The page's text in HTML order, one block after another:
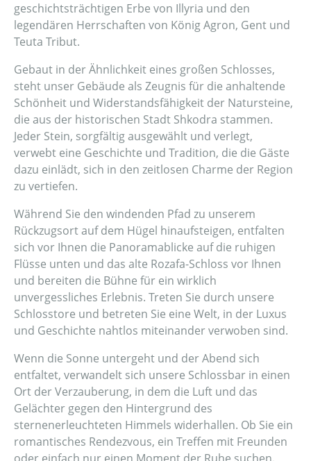
geschichtsträchtigen Erbe von Illyria und den
legendären Herrschaften von König Agron, Gent und
Teuta Tribut.
Gebaut in der Ähnlichkeit eines großen Schlosses,
steht unser Gebäude als Zeugnis für die anhaltende
Schönheit und Widerstandsfähigkeit der Natursteine,
die aus der historischen Stadt Shkodra stammen.
Jeder Stein, sorgfältig ausgewählt und verlegt,
verwebt eine Geschichte und Tradition, die die Gäste
dazu einlädt, sich in den zeitlosen Charme der Region
zu vertiefen.
Während Sie den windenden Pfad zu unserem
Rückzugsort auf dem Hügel hinaufsteigen, entfalten
sich vor Ihnen die Panoramablicke auf die ruhigen
Flüsse unten und das alte Rozafa-Schloss vor Ihnen
und bereiten die Bühne für ein wirklich
unvergessliches Erlebnis. Treten Sie durch unsere
Schlosstore und betreten Sie eine Welt, in der Luxus
und Geschichte nahtlos miteinander verwoben sind.
Wenn die Sonne untergeht und der Abend sich
entfaltet, verwandelt sich unsere Schlossbar in einen
Ort der Verzauberung, in dem die Luft und das
Gelächter gegen den Hintergrund des
sternenerleuchteten Himmels widerhallen. Ob Sie ein
romantisches Rendezvous, ein Treffen mit Freunden